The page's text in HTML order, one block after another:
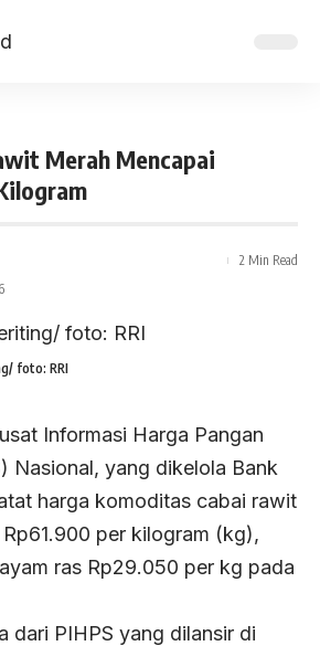
Merah Mencapai
2 Min Read
foto: RRI
Informasi Harga Pangan
Nasional, yang dikelola Bank
harga komoditas cabai rawit
per kilogram (kg),
ras Rp29.050 per kg pada
dari PIHPS yang dilansir di